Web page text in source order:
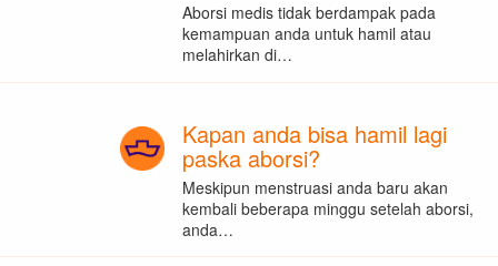
Aborsi medis tidak berdampak pada
kemampuan anda untuk hamil atau
melahirkan di…
Kapan anda bisa hamil lagi
paska aborsi?
Meskipun menstruasi anda baru akan
kembali beberapa minggu setelah aborsi,
anda…